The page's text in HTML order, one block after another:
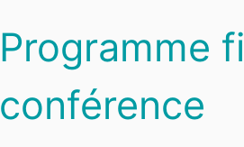
Programme
conférence